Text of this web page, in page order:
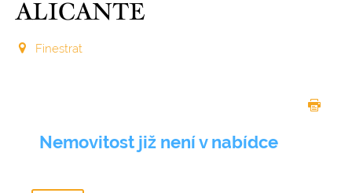
ALICANTE
Finestrat
Nemovitost již není v nabídce